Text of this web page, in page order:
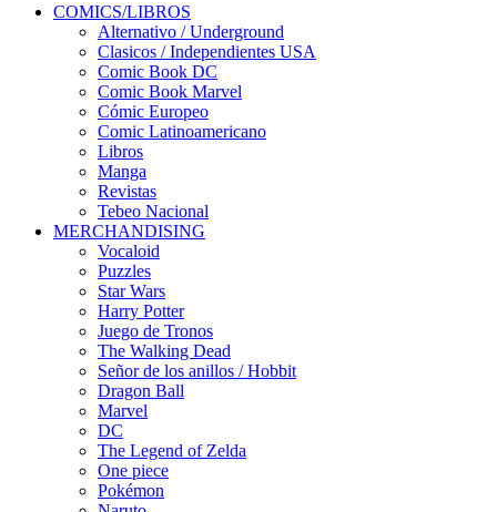
COMICS/LIBROS
Alternativo / Underground
Clasicos / Independientes USA
Comic Book DC
Comic Book Marvel
Cómic Europeo
Comic Latinoamericano
Libros
Manga
Revistas
Tebeo Nacional
MERCHANDISING
Vocaloid
Puzzles
Star Wars
Harry Potter
Juego de Tronos
The Walking Dead
Señor de los anillos / Hobbit
Dragon Ball
Marvel
DC
The Legend of Zelda
One piece
Pokémon